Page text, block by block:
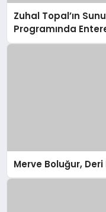
Zuhal Topal’ın
Programında
Merve Boluğur,